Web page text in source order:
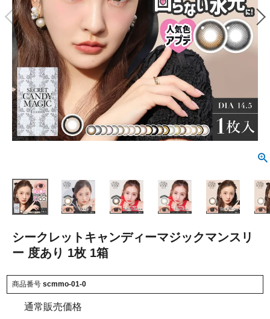
シークレットキャンディーマジックマンスリ
ー 度あり 1枚 1箱
商品番号 scmmo-01-0
通常販売価格